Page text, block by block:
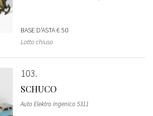
BASE D'ASTA€ 50
Lotto chiuso
103
SCHUCO
Auto Elektro Ingenico 5311